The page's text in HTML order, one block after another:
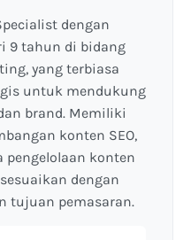
dengan
9 tahun di bidang
yang terbiasa
untuk mendukung
brand. Memiliki
konten SEO,
pengelolaan konten
dengan
tujuan pemasaran.